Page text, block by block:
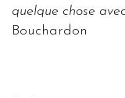
quelque chose
Bouchardon